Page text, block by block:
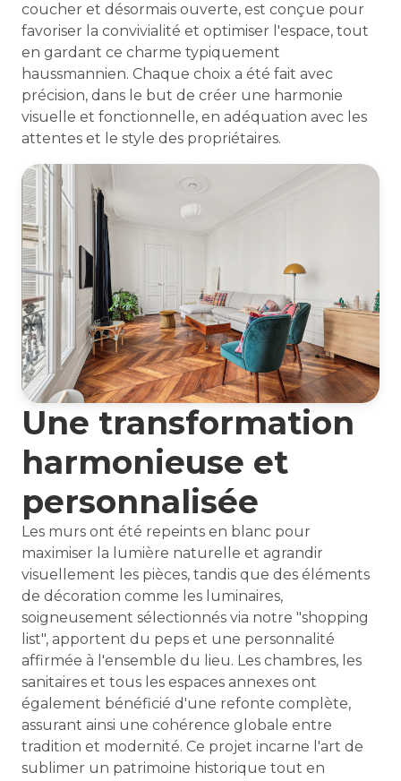
coucher et désormais ouverte, est conçue pour
favoriser la convivialité et optimiser l'espace, tout
en gardant ce charme typiquement
haussmannien. Chaque choix a été fait avec
précision, dans le but de créer une harmonie
visuelle et fonctionnelle, en adéquation avec les
attentes et le style des propriétaires.
Une transformation
harmonieuse et
personnalisée
Les murs ont été repeints en blanc pour
maximiser la lumière naturelle et agrandir
visuellement les pièces, tandis que des éléments
de décoration comme les luminaires,
soigneusement sélectionnés via notre "shopping
list", apportent du peps et une personnalité
affirmée à l'ensemble du lieu. Les chambres, les
sanitaires et tous les espaces annexes ont
également bénéficié d'une refonte complète,
assurant ainsi une cohérence globale entre
tradition et modernité. Ce projet incarne l'art de
sublimer un patrimoine historique tout en